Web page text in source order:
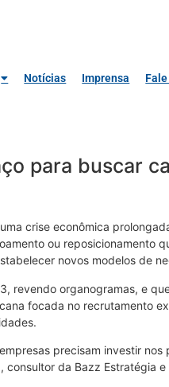
Notícias Imprensa
para buscar
crise econômica
ou reposicionamento
novos modelos de
revendo organogramas, e
focada no recrutamento
precisam investir
da Bazz Estratégia e